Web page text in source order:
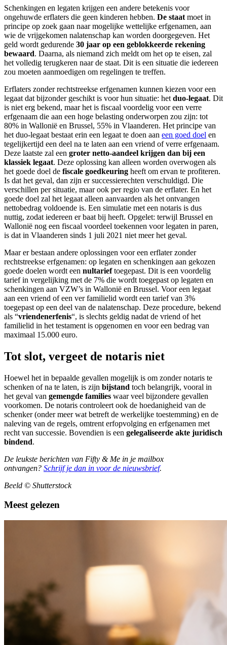
Schenkingen en legaten krijgen een andere betekenis voor
ongehuwde erflaters die geen kinderen hebben. De staat moet in
principe op zoek gaan naar mogelijke wettelijke erfgenamen, aan
wie de vrijgekomen nalatenschap kan worden doorgegeven. Het
geld wordt gedurende 30 jaar op een geblokkeerde rekening
bewaard. Daarna, als niemand zich meldt om het op te eisen, zal
het volledig terugkeren naar de staat. Dit is een situatie die iedereen
zou moeten aanmoedigen om regelingen te treffen.
Erflaters zonder rechtstreekse erfgenamen kunnen kiezen voor een
legaat dat bijzonder geschikt is voor hun situatie: het duo-legaat. Dit
is niet erg bekend, maar het is fiscaal voordelig voor een verre
erfgenaam die aan een hoge belasting onderworpen zou zijn: tot
80% in Wallonië en Brussel, 55% in Vlaanderen. Het principe van
het duo-legaat bestaat erin een legaat te doen aan een goed doel en
tegelijkertijd een deel na te laten aan een vriend of verre erfgenaam.
Deze laatste zal een groter netto-aandeel krijgen dan bij een
klassiek legaat. Deze oplossing kan alleen worden overwogen als
het goede doel de fiscale goedkeuring heeft om ervan te profiteren.
Is dat het geval, dan zijn er successierechten verschuldigd. Die
verschillen per situatie, maar ook per regio van de erflater. En het
goede doel zal het legaat alleen aanvaarden als het ontvangen
nettobedrag voldoende is. Een simulatie met een notaris is dus
nuttig, zodat iedereen er baat bij heeft. Opgelet: terwijl Brussel en
Wallonië nog een fiscaal voordeel toekennen voor legaten in paren,
is dat in Vlaanderen sinds 1 juli 2021 niet meer het geval.
Maar er bestaan andere oplossingen voor een erflater zonder
rechtstreekse erfgenamen: op legaten en schenkingen aan gekozen
goede doelen wordt een nultarieftoegepast. Dit is een voordelig
tarief in vergelijking met de 7% die wordt toegepast op legaten en
schenkingen aan VZW’s in Wallonië en Brussel. Voor een legaat
aan een vriend of een ver familielid wordt een tarief van 3%
toegepast op een deel van de nalatenschap. Deze procedure, bekend
als “vriendenerfenis“, is slechts geldig nadat de vriend of het
familielid in het testament is opgenomen en voor een bedrag van
maximaal 15.000 euro.
Tot slot, vergeet de notaris niet
Hoewel het in bepaalde gevallen mogelijk is om zonder notaris te
schenken of na te laten, is zijn bijstand toch belangrijk, vooral in
het geval van gemengde families waar veel bijzondere gevallen
voorkomen. De notaris controleert ook de hoedanigheid van de
schenker (onder meer wat betreft de werkelijke toestemming) en de
naleving van de regels, omtrent erfopvolging en erfgenamen met
recht van successie. Bovendien is een gelegaliseerde akte juridisch
bindend.
De leukste berichten van Fifty & Me in je mailbox
ontvangen? Schrijf je dan in voor de nieuwsbrief.
Beeld © Shutterstock
Meest gelezen